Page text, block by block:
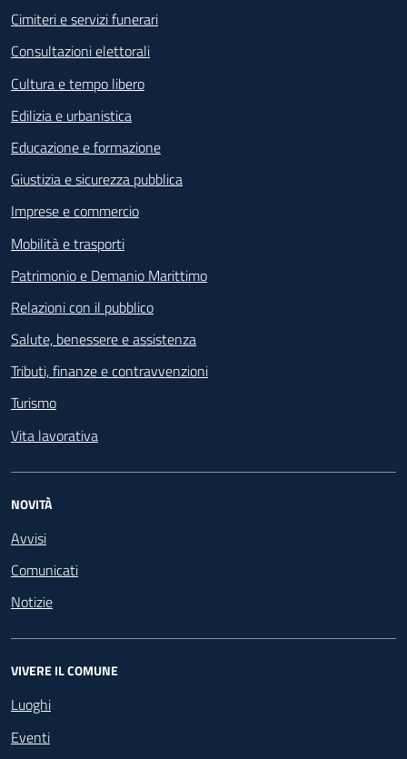
Cimiteri e servizi funerari
Consultazioni elettorali
Cultura e tempo libero
Edilizia e urbanistica
Educazione e formazione
Giustizia e sicurezza pubblica
Imprese e commercio
Mobilità e trasporti
Patrimonio e Demanio Marittimo
Relazioni con il pubblico
Salute, benessere e assistenza
Tributi, finanze e contravvenzioni
Turismo
Vita lavorativa
NOVITÀ
Avvisi
Comunicati
Notizie
VIVERE IL COMUNE
Luoghi
Eventi